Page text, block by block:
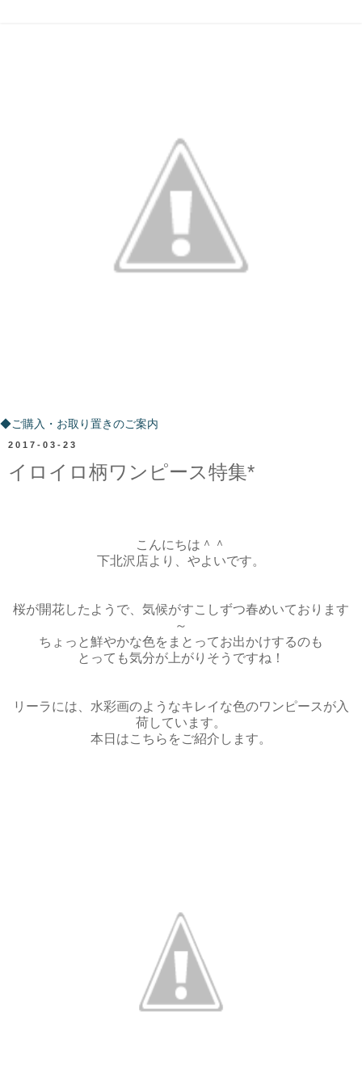
◆ご購入・お取り置きのご案内
2017-03-23
イロイロ柄ワンピース特集*
こんにちは＾＾
下北沢店より、やよいです。
桜が開花したようで、気候がすこしずつ春めいております
～
ちょっと鮮やかな色をまとってお出かけするのも
とっても気分が上がりそうですね！
リーラには、水彩画のようなキレイな色のワンピースが入
荷しています。
本日はこちらをご紹介します。